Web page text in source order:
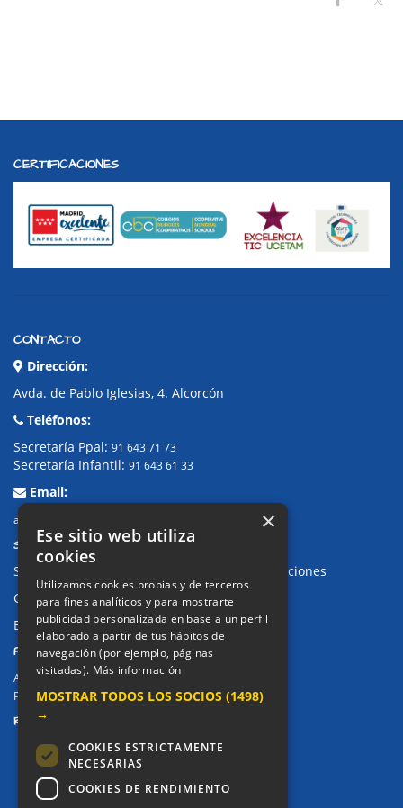
CERTIFICACIONES
CONTACTO
Dirección:
Avda. de Pablo Iglesias, 4. Alcorcón
Teléfonos:
Secretaría Ppal: 91 643 71 73
Secretaría Infantil: 91 643 61 33
Email:
alkor@colegioalkor.com
SUGERENCIAS Y CANAL DE DENUNCIAS
Sugerencias, Quejas, Reclamaciones y Felicitaciones
Canal de denuncias
Buzón denuncia drogas CM
PRIVACIDAD
Aviso legal / Política de privacidad
Política de Cookies
REDES SOCIALES
×
Ese sitio web utiliza
cookies
Utilizamos cookies propias y de terceros
para fines analíticos y para mostrarte
publicidad personalizada en base a un perfil
elaborado a partir de tus hábitos de
navegación (por ejemplo, páginas
visitadas). Más información
MOSTRAR TODOS LOS SOCIOS (1498)
→
COOKIES ESTRICTAMENTE
NECESARIAS
COOKIES DE RENDIMIENTO